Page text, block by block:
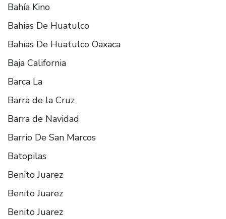
Bahía Kino
Bahias De Huatulco
Bahias De Huatulco Oaxaca
Baja California
Barca La
Barra de la Cruz
Barra de Navidad
Barrio De San Marcos
Batopilas
Benito Juarez
Benito Juarez
Benito Juarez